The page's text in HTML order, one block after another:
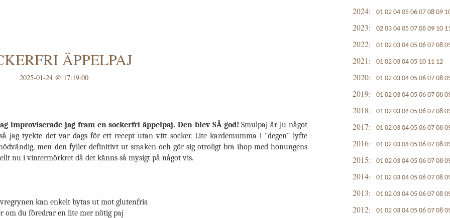
ÄPPELPAJ
2025-01-24 @ 17:19:00
improviserade jag fram en sockerfri äppelpaj. Den blev SÅ god! Smulpaj är ju något
jag tyckte det var dags för ett recept utan vitt socker. Lite kardemumma i "degen" lyfte
men den fyller definitivt ut smaken och gör sig otroligt bra ihop med honungens
nu i vintermörkret då det känns så mysigt på något vis.
kan enkelt bytas ut mot glutenfria
om du föredrar en lite mer nötig paj
2024: 01 02 04 05 06 07 08 09
2023: 02 03 04 05 07 08 09 10
2022: 01 02 03 04 05 06 07 08
2021: 01 02 03 04 05 10 11 12
2020: 01 02 03 04 05 06 07 08
2019: 01 02 03 04 05 06 07 08
2018: 01 02 03 04 05 06 07 08
2017: 01 02 03 04 05 06 07 08
2016: 01 02 03 04 05 06 07 08
2015: 01 02 03 04 05 06 07 08
2014: 01 02 03 04 05 06 07 08
2013: 01 02 03 04 05 06 07 08
2012: 01 02 03 04 05 06 07 08